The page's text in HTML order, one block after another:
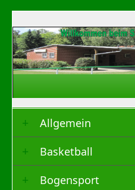
Allgemein
Basketball
Bogensport